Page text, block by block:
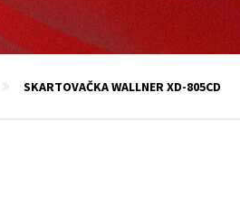
SKARTOVAČKA WALLNER XD-805CD